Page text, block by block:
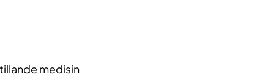
medisin